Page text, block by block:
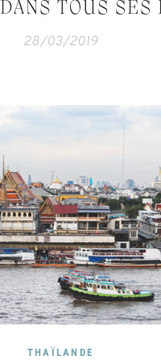
TOUS SES
28/03/2019
THAÏLANDE